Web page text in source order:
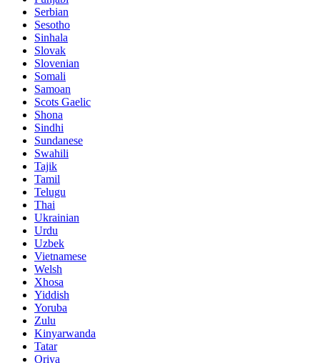
Serbian
Sesotho
Sinhala
Slovak
Slovenian
Somali
Samoan
Scots Gaelic
Shona
Sindhi
Sundanese
Swahili
Tajik
Tamil
Telugu
Thai
Ukrainian
Urdu
Uzbek
Vietnamese
Welsh
Xhosa
Yiddish
Yoruba
Zulu
Kinyarwanda
Tatar
Oriya